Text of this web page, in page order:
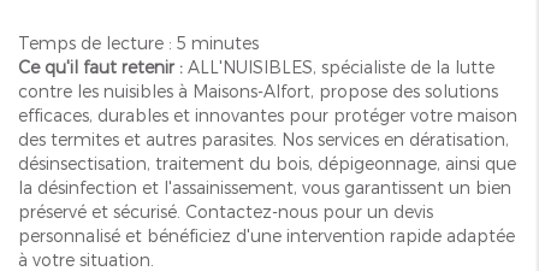
Temps de lecture : 5 minutes
Ce qu'il faut retenir : ALL'NUISIBLES, spécialiste de la lutte
contre les nuisibles à Maisons-Alfort, propose des solutions
efficaces, durables et innovantes pour protéger votre maison
des termites et autres parasites. Nos services en dératisation,
désinsectisation, traitement du bois, dépigeonnage, ainsi que
la désinfection et l'assainissement, vous garantissent un bien
préservé et sécurisé. Contactez-nous pour un devis
personnalisé et bénéficiez d'une intervention rapide adaptée
à votre situation.